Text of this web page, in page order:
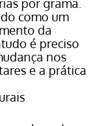
como um
da
é preciso
nos
e a prática